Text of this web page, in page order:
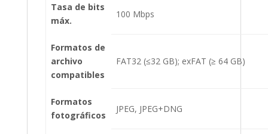
Tasa de bits
máx.
100 Mbps
Formatos de
archivo
compatibles
FAT32 (≤32 GB); exFAT (≥ 64 GB)
Formatos
fotográficos
JPEG, JPEG+DNG